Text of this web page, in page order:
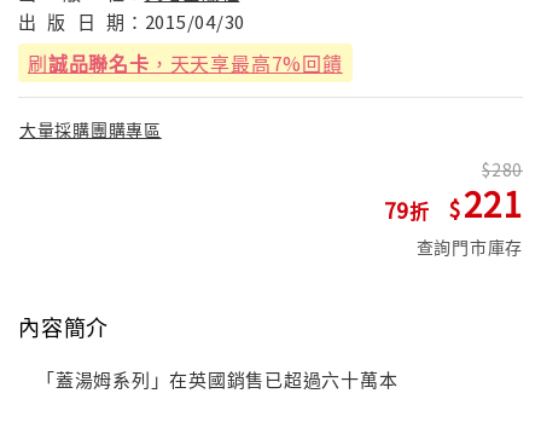
出 版 日 期： 2015/04/30
刷誠品聯名卡 ，天天享最高7%回饋
大量採購團購專區
79
280
221
查詢門市庫存
內容簡介
「蓋湯姆系列」在英國銷售已超過六十萬本